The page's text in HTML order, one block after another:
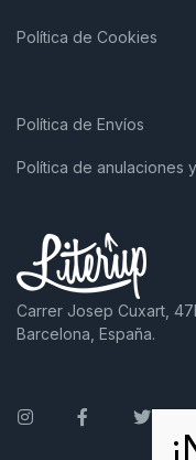
Política de Cookies
Política de Envíos
Política de anulaciones
Carrer Josep Cuxart,
Barcelona, España.
InstagramFacebook